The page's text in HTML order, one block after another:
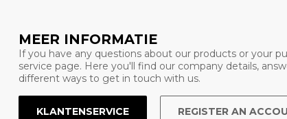
MEER INFORMATIE
If you have any questions about our products or your
service page. Here you'll find our company details,
different ways to get in touch with us.
KLANTENSERVICE REGISTER AN